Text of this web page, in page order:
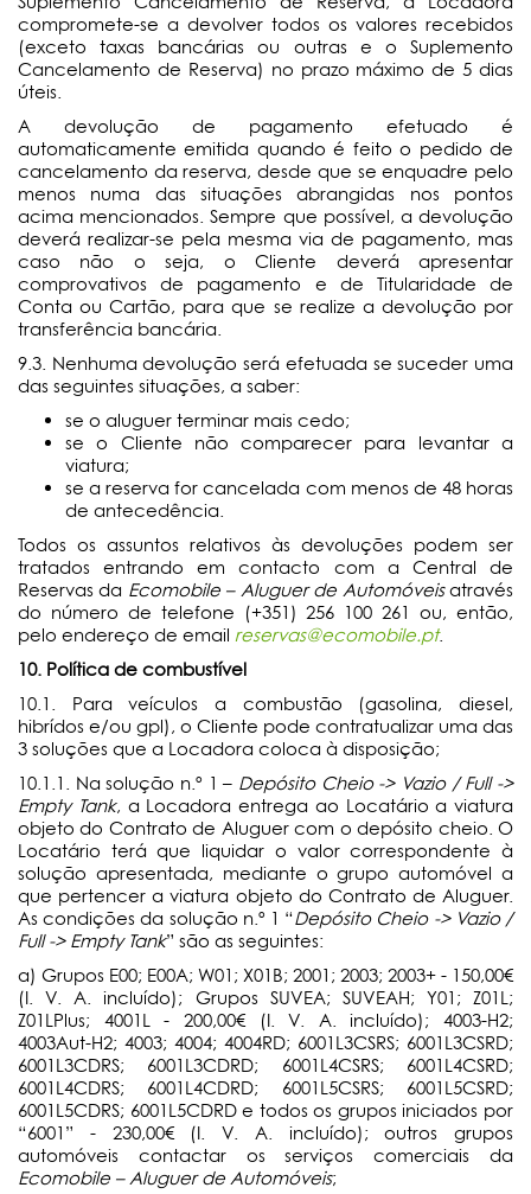
compromete-se a devolver todos os valores recebidos
(exceto taxas bancárias ou outras e o Suplemento
Cancelamento de Reserva) no prazo máximo de 5 dias
úteis.
A devolução de pagamento efetuado é
automaticamente emitida quando é feito o pedido de
cancelamento da reserva, desde que se enquadre pelo
menos numa das situações abrangidas nos pontos
acima mencionados. Sempre que possível, a devolução
deverá realizar-se pela mesma via de pagamento, mas
caso não o seja, o Cliente deverá apresentar
comprovativos de pagamento e de Titularidade de
Conta ou Cartão, para que se realize a devolução por
transferência bancária.
9.3. Nenhuma devolução será efetuada se suceder uma
das seguintes situações, a saber:
se o aluguer terminar mais cedo;
se o Cliente não comparecer para levantar a
viatura;
se a reserva for cancelada com menos de 48 horas
de antecedência.
Todos os assuntos relativos às devoluções podem ser
tratados entrando em contacto com a Central de
Reservas da Ecomobile – Aluguer de Automóveisatravés
do número de telefone (+351) 256 100 261 ou, então,
pelo endereço de email reservas@ecomobile.pt.
10. Política de combustível
10.1. Para veículos a combustão (gasolina, diesel,
hibrídos e/ou gpl), o Cliente pode contratualizar uma das
3 soluções que a Locadora coloca à disposição;
10.1.1. Na solução n.º 1 – Depósito Cheio -> Vazio / Full ->
Empty Tank, a Locadora entrega ao Locatário a viatura
objeto do Contrato de Aluguer com o depósito cheio. O
Locatário terá que liquidar o valor correspondente à
solução apresentada, mediante o grupo automóvel a
que pertencer a viatura objeto do Contrato de Aluguer.
As condições da solução n.º 1 “Depósito Cheio -> Vazio /
Full -> Empty Tank” são as seguintes:
a) Grupos E00; E00A; W01; X01B; 2001; 2003; 2003+ - 150,00€
(I. V. A. incluído); Grupos SUVEA; SUVEAH; Y01; Z01L;
Z01LPlus; 4001L - 200,00€ (I. V. A. incluído); 4003-H2;
4003Aut-H2; 4003; 4004; 4004RD; 6001L3CSRS; 6001L3CSRD;
6001L3CDRS; 6001L3CDRD; 6001L4CSRS; 6001L4CSRD;
6001L4CDRS; 6001L4CDRD; 6001L5CSRS; 6001L5CSRD;
6001L5CDRS; 6001L5CDRD e todos os grupos iniciados por
“6001” - 230,00€ (I. V. A. incluído); outros grupos
automóveis contactar os serviços comerciais da
Ecomobile – Aluguer de Automóveis;